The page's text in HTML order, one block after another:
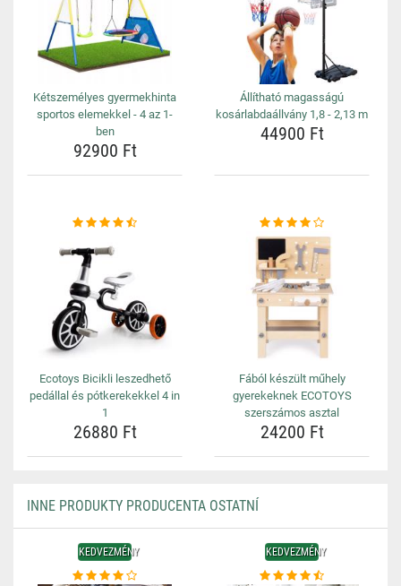
Kétszemélyes gyermekhinta
sportos elemekkel - 4 az 1-
ben
92900 Ft
Állítható magasságú
kosárlabdaállvány 1,8 - 2,13 m
44900 Ft
Ecotoys Bicikli leszedhető
pedállal és pótkerekekkel 4 in
1
26880 Ft
Fából készült műhely
gyerekeknek ECOTOYS
szerszámos asztal
24200 Ft
INNE PRODUKTY PRODUCENTA OSTATNÍ
KEDVEZMÉNY KEDVEZMÉNY